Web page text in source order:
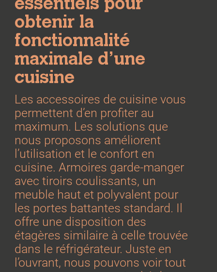
essentiels pour
obtenir la
fonctionnalité
maximale d’une
cuisine
Les accessoires de cuisine vous
permettent d’en profiter au
maximum. Les solutions que
nous proposons améliorent
l’utilisation et le confort en
cuisine. Armoires garde-manger
avec tiroirs coulissants, un
meuble haut et polyvalent pour
les portes battantes standard. Il
offre une disposition des
étagères similaire à celle trouvée
dans le réfrigérateur. Juste en
l’ouvrant, nous pouvons voir tout